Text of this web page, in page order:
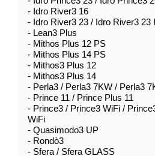
- Idro River3 16
- Idro River3 23 / Idro River3 23
- Lean3 Plus
- Mithos Plus 12 PS
- Mithos Plus 14 PS
- Mithos3 Plus 12
- Mithos3 Plus 14
- Perla3 / Perla3 7KW / Perla3
- Prince 11 / Prince Plus 11
- Prince3 / Prince3 WiFi /
WiFi
- Quasimodo3 UP
- Rondò3
- Sfera / Sfera GLASS